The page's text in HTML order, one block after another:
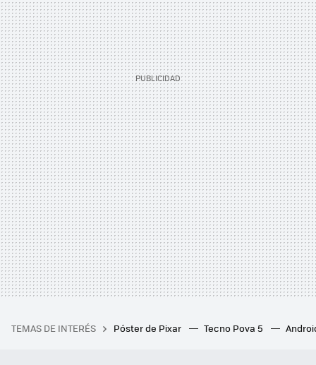
TEMAS DE INTERÉS Póster de Pixar Tecno Pova 5